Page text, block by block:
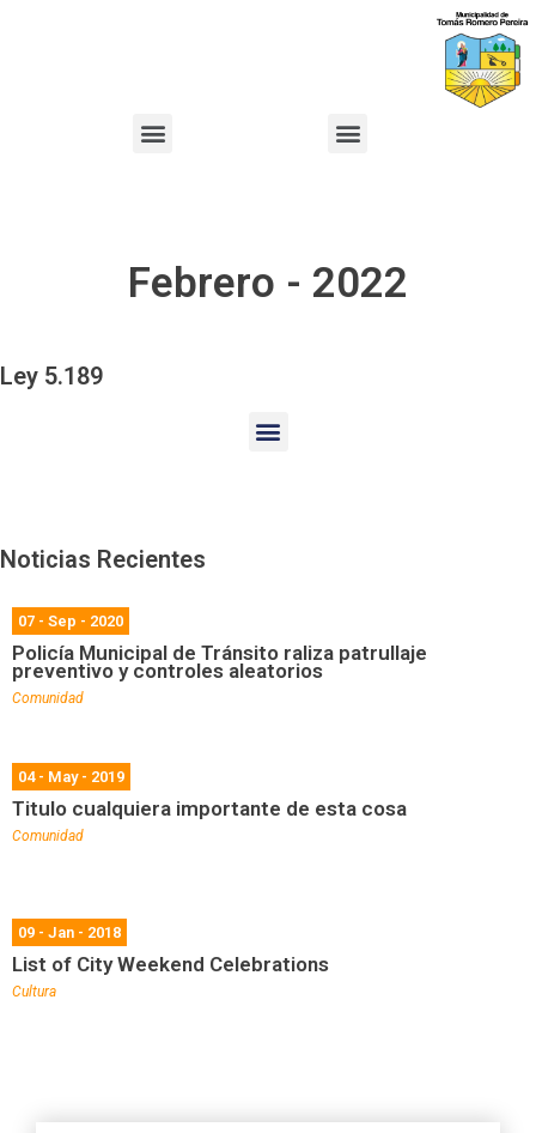
Febrero - 2022
Ley 5.189
Noticias Recientes
07 - Sep - 2020
Policía Municipal de Tránsito raliza patrullaje
preventivo y controles aleatorios
Comunidad
04 - May - 2019
Titulo cualquiera importante de esta cosa
Comunidad
09 - Jan - 2018
List of City Weekend Celebrations
Cultura